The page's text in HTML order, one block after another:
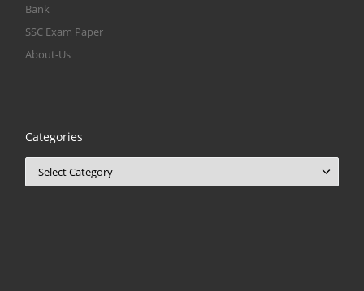
Bank
SSC Exam Paper
About-Us
Categories